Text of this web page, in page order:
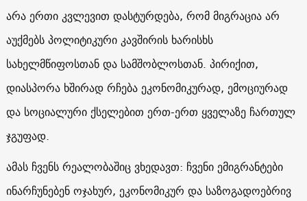
არა ერთი კვლევით დასტურდება, რომ მიგრაცია არ
აუქმებს პოლიტიკური კავშირის ხარისხს
სახელმწიფოსთან და სამშობლოსთან. პირიქით,
დიასპორა ხშირად რჩება ეკონომიკურად, ემოციურად
და სოციალური ქსელებით ერთ-ერთ ყველაზე ჩართულ
ჯგუფად.
ამას ჩვენს რეალობაშიც ვხედავთ: ჩვენი ემიგრანტები
ინარჩუნებენ ოჯახურ, ეკონომიკურ და საზოგადოებრივ